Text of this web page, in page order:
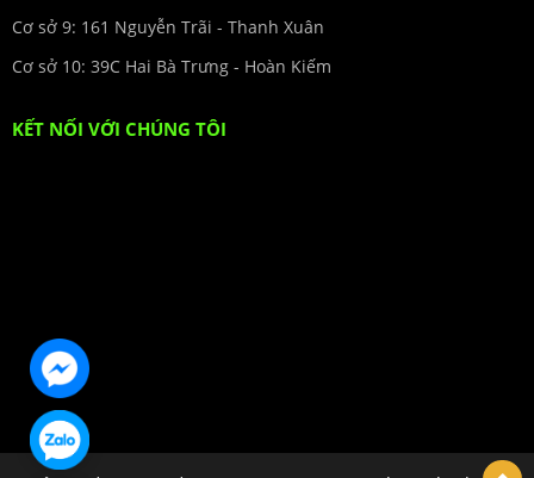
Cơ sở 9: 161 Nguyễn Trãi - Thanh Xuân
Cơ sở 10: 39C Hai Bà Trưng - Hoàn Kiếm
KẾT NỐI VỚI CHÚNG TÔI